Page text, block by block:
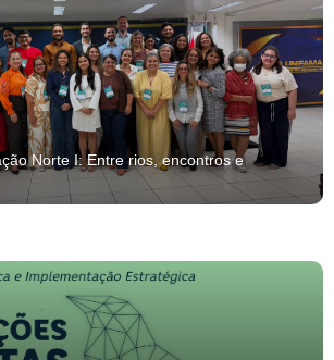
Norte I: Entre rios, encontros e